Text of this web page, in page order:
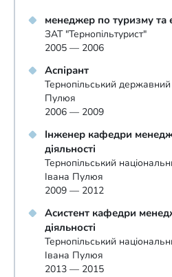
менеджер по туризму та
ЗАТ "Тернопільтурист"
2005 — 2006
Аспірант
Тернопільський державний
Пулюя
2006 — 2009
Інженер кафедри
діяльності
Тернопільський
Івана Пулюя
2009 — 2012
Асистент кафедри
діяльності
Тернопільський
Івана Пулюя
2013 — 2015